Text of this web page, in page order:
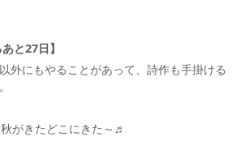
あと27日】
外にもやることがあって、詩作も手掛ける
がきたどこにきた～♬